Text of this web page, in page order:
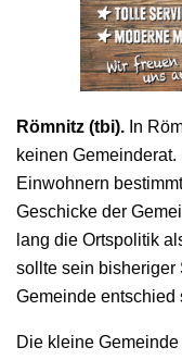
Römnitz (tbi). In
keinen
Einwohnern
Geschicke der
lang die Ortspolitik
sollte sein bisheriger
Gemeinde entschied
Die kleine